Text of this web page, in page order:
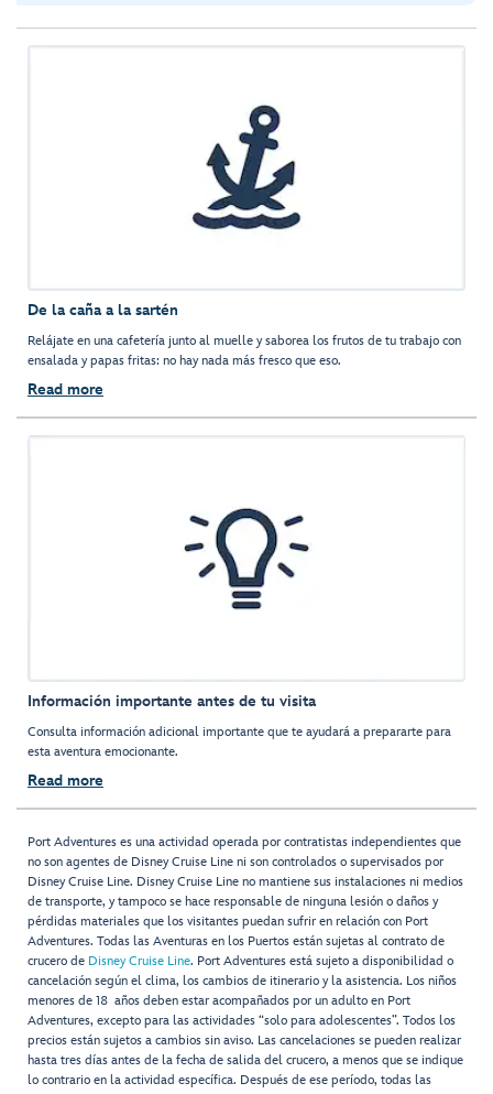
De la caña a la sartén
Relájate en una cafetería junto al muelle y saborea los frutos de tu trabajo con
ensalada y papas fritas: no hay nada más fresco que eso.
Read more
Información importante antes de tu visita
Consulta información adicional importante que te ayudará a prepararte para
esta aventura emocionante.
Read more
Port Adventures es una actividad operada por contratistas independientes que
no son agentes de Disney Cruise Line ni son controlados o supervisados por
Disney Cruise Line. Disney Cruise Line no mantiene sus instalaciones ni medios
de transporte, y tampoco se hace responsable de ninguna lesión o daños y
pérdidas materiales que los visitantes puedan sufrir en relación con Port
Adventures. Todas las Aventuras en los Puertos están sujetas al contrato de
crucero de Disney Cruise Line. Port Adventures está sujeto a disponibilidad o
cancelación según el clima, los cambios de itinerario y la asistencia. Los niños
menores de 18 años deben estar acompañados por un adulto en Port
Adventures, excepto para las actividades “solo para adolescentes”. Todos los
precios están sujetos a cambios sin aviso. Las cancelaciones se pueden realizar
hasta tres días antes de la fecha de salida del crucero, a menos que se indique
lo contrario en la actividad específica. Después de ese período, todas las